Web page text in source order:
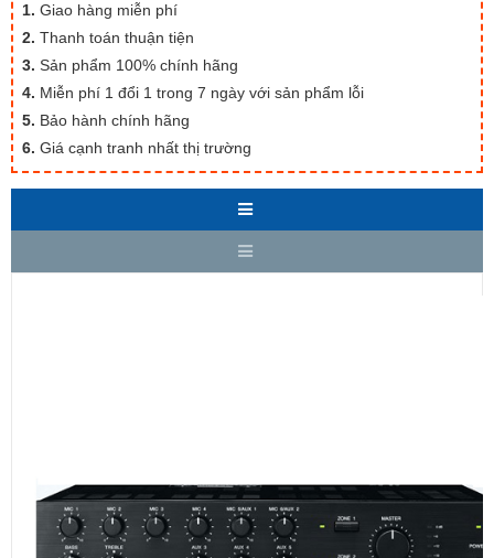
1. Giao hàng miễn phí
2. Thanh toán thuận tiện
3. Sản phẩm 100% chính hãng
4. Miễn phí 1 đổi 1 trong 7 ngày với sản phẩm lỗi
5. Bảo hành chính hãng
6. Giá cạnh tranh nhất thị trường